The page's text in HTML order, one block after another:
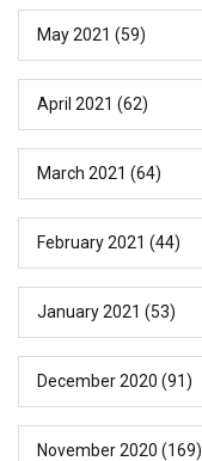
May 2021 (59)
April 2021 (62)
March 2021 (64)
February 2021 (44)
January 2021 (53)
December 2020 (91)
November 2020 (169)